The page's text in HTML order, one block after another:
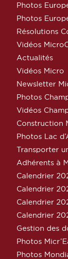
Photos
Photos
Résolutions
Vidéos
Actualités
Vidéos Micro
Newsletter
Photos
Vidéos
Construction
Photos Lac
Transporter
Adhérents à
Calendrier
Calendrier
Calendrier
Calendrier
Gestion des
Photos
Photos